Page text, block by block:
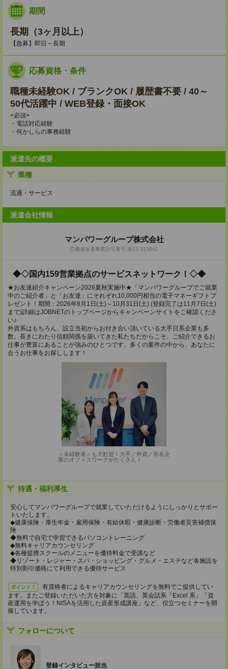
期間
長期（3ヶ月以上）
【急募】即日～長期
応募資格・条件
職種未経験OK / ブランクOK / 履歴書不要 / 40～
50代活躍中 / WEB登録・面接OK
<必須>
・電話対応経験
・何かしらの事務経験
派遣先の概要
業種
流通・サービス
派遣会社情報
マンパワーグループ株式会社
労働者派遣事業許可番号:派13-315642
◆◇国内159営業拠点のサービスネットワーク！◇◆
★お友達紹介キャンペーン2026夏秋実施中★「マンパワーグループでご就業
中のご紹介者」と「お友達」にそれぞれ10,000円相当の電子マネーギフトプ
レゼント！期間：2026年8月1日(土)～10月31日(土) (登録完了は11月7日(土)
まで)詳細はJOBNETのトップページからキャンペーンサイトをご確認くださ
い♪
外資系はもちろん、設立当初からお付き合い頂いている大手日系企業も多
数。長きにわたり信頼関係を築いてきた私たちだからこそ、ご紹介できるお
仕事が豊富にあることが強みのひとつです。多くの案件の中から、あなたに
合うお仕事をお探しします！
＜未経験者＞も大歓迎！大手／外資／有名企
業のオフィスワークがたくさん！
待遇・福利厚生
安心してマンパワーグループで就業していただけるようにしっかりとサポー
トいたします。
◆健康保険・厚生年金・雇用保険・有給休暇・健康診断・労働者災害補償保
険
◆無料で自宅で学習できるパソコントレーニング
◆無料キャリアカウンセリング
◆各種提携スクールのメニューを優待料金で受講など
◆リゾート・レジャー・スパ・ショッピング・グルメ・エステなど各施設を
特別割引価格にて利用できる優待サービス
ポイント！
有資格者によるキャリアカウンセリングを無料でご提供してい
ます。またご登録いただいた方を対象に「英語、英会話系「Excel 系」「資
産運用を学ぼう！NISAを活用した資産形成講座」など、役立つセミナーを開
催しています。
フォローについて
登録インタビュー担当